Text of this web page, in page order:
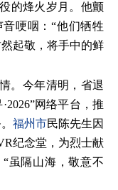
的烽火岁月。他颤
哽咽：“他们牺牲
起敬，将手中的鲜
。今年清明，省退
网络平台，推
福州市民陈先生因
纪念堂，为烈士献
“虽隔山海，敬意不